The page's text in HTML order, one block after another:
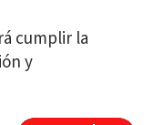
cumplir la
y